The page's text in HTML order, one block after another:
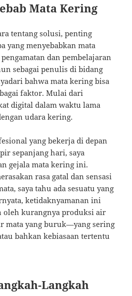
Mata Kering
tentang solusi, penting
yang menyebabkan mata
dan pembelajaran
sebagai penulis di bidang
bahwa mata kering bisa
faktor. Mulai dari
digital dalam waktu lama
udara kering.
yang bekerja di depan
sepanjang hari, saya
gejala mata kering ini.
rasa gatal dan sensasi
saya tahu ada sesuatu yang
ketidaknyamanan ini
oleh kurangnya produksi air
mata yang buruk—yang sering
bahkan kebiasaan tertentu
Langkah